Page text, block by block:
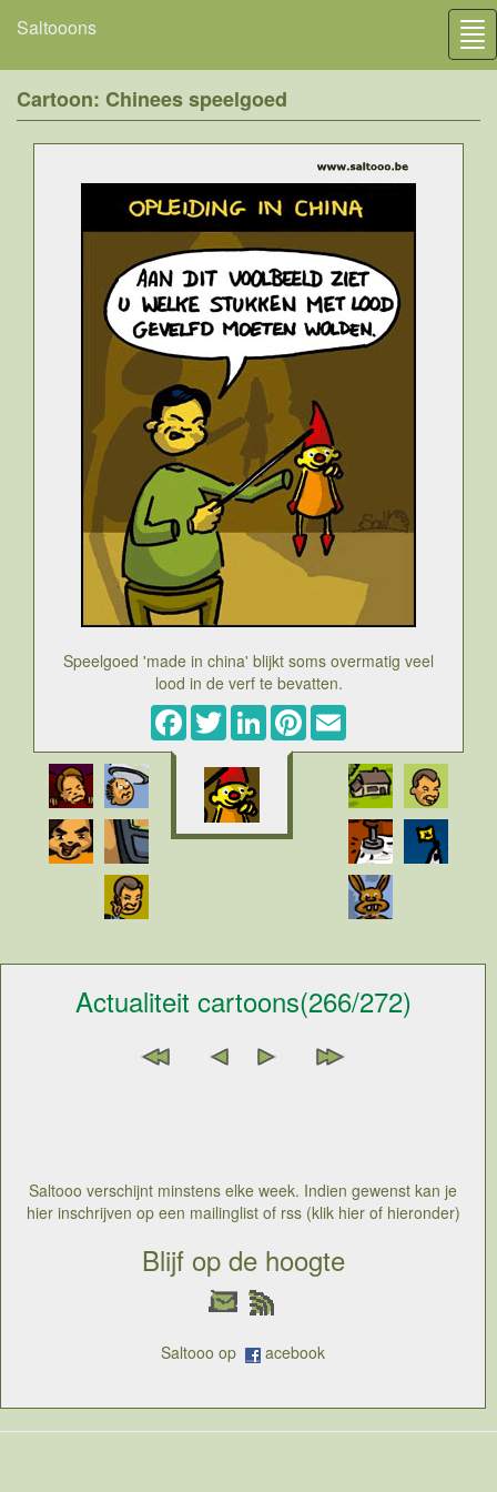
Saltooons
Cartoon: Chinees speelgoed
Speelgoed 'made in china' blijkt soms overmatig veel
lood in de verf te bevatten.
Facebook
TwitterLinkedInPinterest
Actualiteit cartoons(266/272)
Saltooo verschijnt minstens elke week. Indien gewenst kan je
hier inschrijven op een mailinglist of rss (klik hier of hieronder)
Blijf op de hoogte
Saltooo op acebook